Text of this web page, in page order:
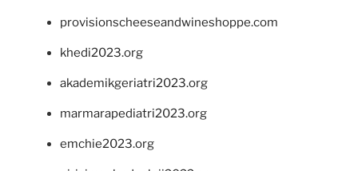
provisionscheeseandwineshoppe.com
khedi2023.org
akademikgeriatri2023.org
marmarapediatri2023.org
emchie2023.org